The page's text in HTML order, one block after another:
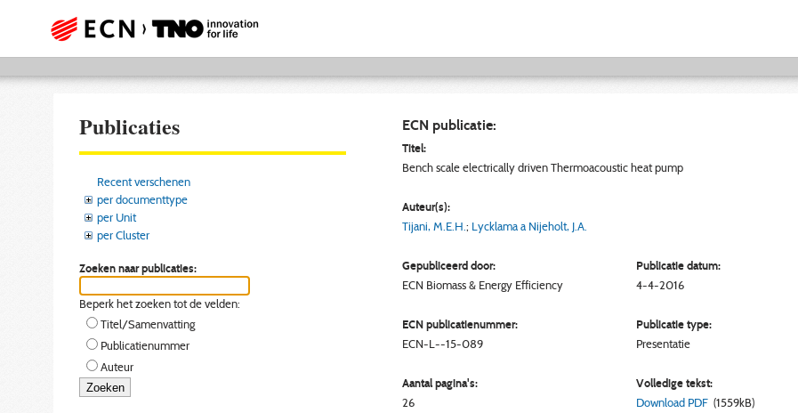
Publicaties
Recent verschenen
per documenttype
per Unit
per Cluster
Zoeken naar publicaties:
Beperk het zoeken tot de velden:
Titel/Samenvatting
Publicatienummer
Auteur
ECN publicatie:
Titel:
Bench scale electrically driven Thermoacoustic heat pump
Auteur(s):
Tijani, M.E.H. ; Lycklama a Nijeholt, J.A.
Gepubliceerd door:
Publicatie datum:
ECN Biomass & Energy Efficiency 4-4-2016
ECN publicatienummer:
Publicatie type:
ECN-L--15-089
Presentatie
Aantal pagina's:
Volledige tekst:
26
Download PDF (1559kB)